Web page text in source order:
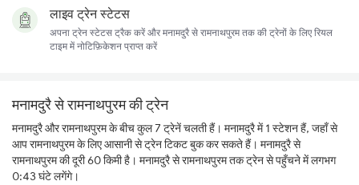
लाइव ट्रेन स्टेटस
अपना ट्रेन स्टेटस ट्रैक करें और मनामदुरै से रामनाथपुरम तक की ट्रेनों के लिए रियल
टाइम में नोटिफ़िकेशन प्राप्त करें
मनामदुरै से रामनाथपुरम की ट्रेन
मनामदुरै और रामनाथपुरम के बीच कुल 7 ट्रेनें चलती हैं। मनामदुरै में 1 स्टेशन हैं, जहाँ से
आप रामनाथपुरम के लिए आसानी से ट्रेन टिकट बुक कर सकते हैं। मनामदुरै से
रामनाथपुरम की दूरी 60 किमी है। मनामदुरै से रामनाथपुरम तक ट्रेन से पहुँचने में लगभग
0:43 घंटे लगेंगे।